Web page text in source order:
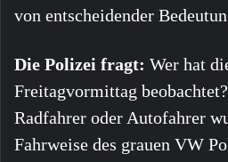
von entscheidender
Die Polizei fragt: Wer hat
Freitagvormittag
Radfahrer oder Autofahrer
Fahrweise des grauen VW